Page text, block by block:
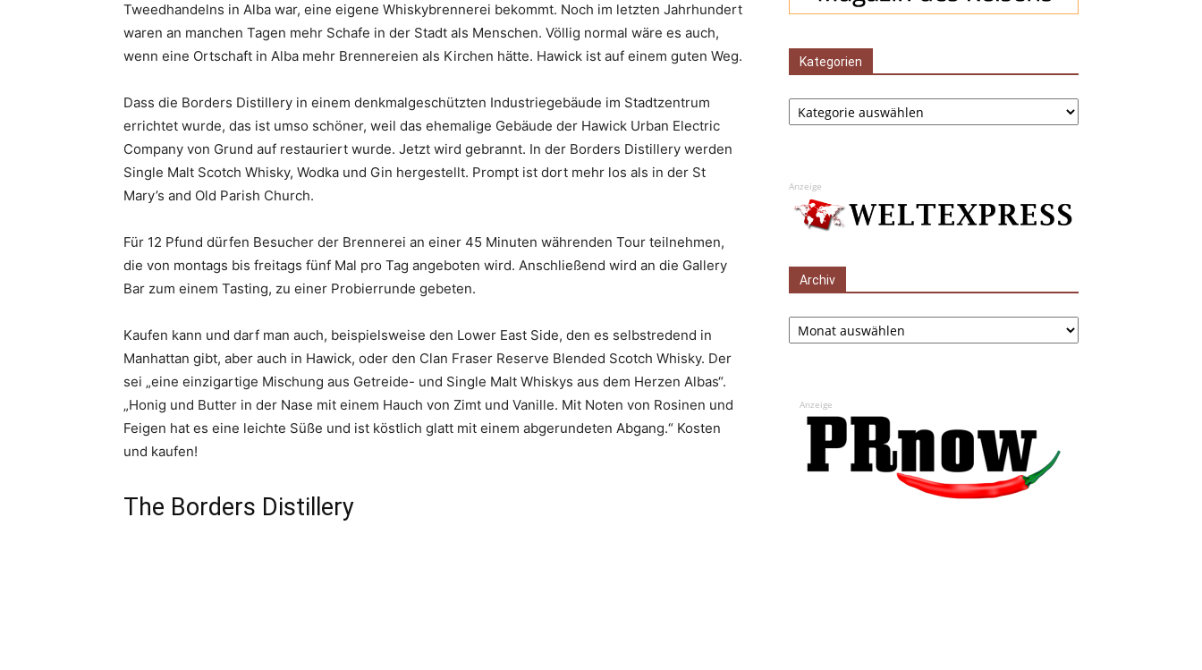
Tweedhandelns in Alba war, eine eigene Whiskybrennerei bekommt. Noch im letzten Jahrhundert
waren an manchen Tagen mehr Schafe in der Stadt als Menschen. Völlig normal wäre es auch,
wenn eine Ortschaft in Alba mehr Brennereien als Kirchen hätte. Hawick ist auf einem guten Weg.
Dass die Borders Distillery in einem denkmalgeschützten Industriegebäude im Stadtzentrum
errichtet wurde, das ist umso schöner, weil das ehemalige Gebäude der Hawick Urban Electric
Company von Grund auf restauriert wurde. Jetzt wird gebrannt. In der Borders Distillery werden
Single Malt Scotch Whisky, Wodka und Gin hergestellt. Prompt ist dort mehr los als in der St
Mary’s and Old Parish Church.
Für 12 Pfund dürfen Besucher der Brennerei an einer 45 Minuten währenden Tour teilnehmen,
die von montags bis freitags fünf Mal pro Tag angeboten wird. Anschließend wird an die Gallery
Bar zum einem Tasting, zu einer Probierrunde gebeten.
Kaufen kann und darf man auch, beispielsweise den Lower East Side, den es selbstredend in
Manhattan gibt, aber auch in Hawick, oder den Clan Fraser Reserve Blended Scotch Whisky. Der
sei „eine einzigartige Mischung aus Getreide- und Single Malt Whiskys aus dem Herzen Albas“.
„Honig und Butter in der Nase mit einem Hauch von Zimt und Vanille. Mit Noten von Rosinen und
Feigen hat es eine leichte Süße und ist köstlich glatt mit einem abgerundeten Abgang.“ Kosten
und kaufen!
The Borders Distillery
Kategorien
Kategorien
Anzeige
Archiv
Archiv
Anzeige